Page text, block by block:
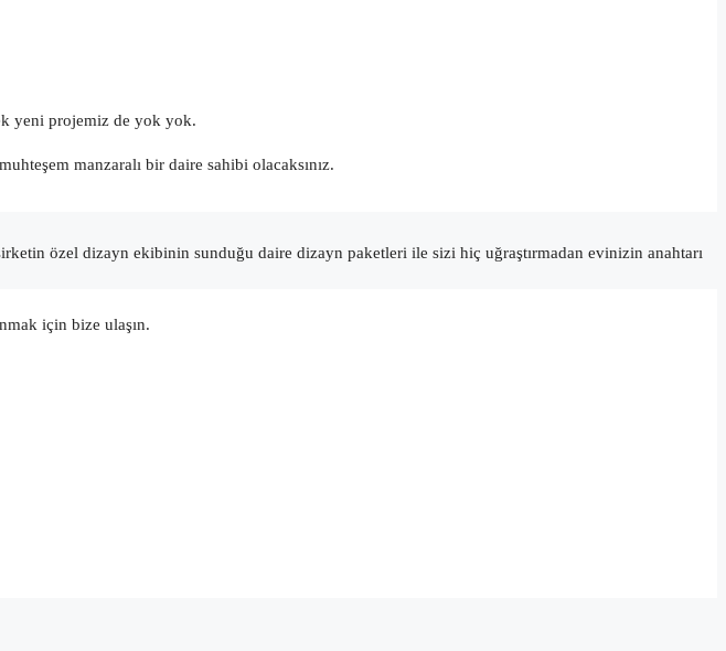
yeni projemiz de yok yok.
manzaralı bir daire sahibi olacaksınız.
özel dizayn ekibinin sunduğu daire dizayn paketleri ile sizi hiç uğraştırmadan evinizin anahtarı
için bize ulaşın.